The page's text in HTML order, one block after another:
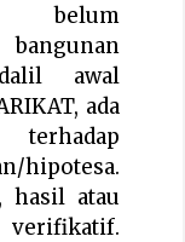
belum
awal
ada
hasil atau